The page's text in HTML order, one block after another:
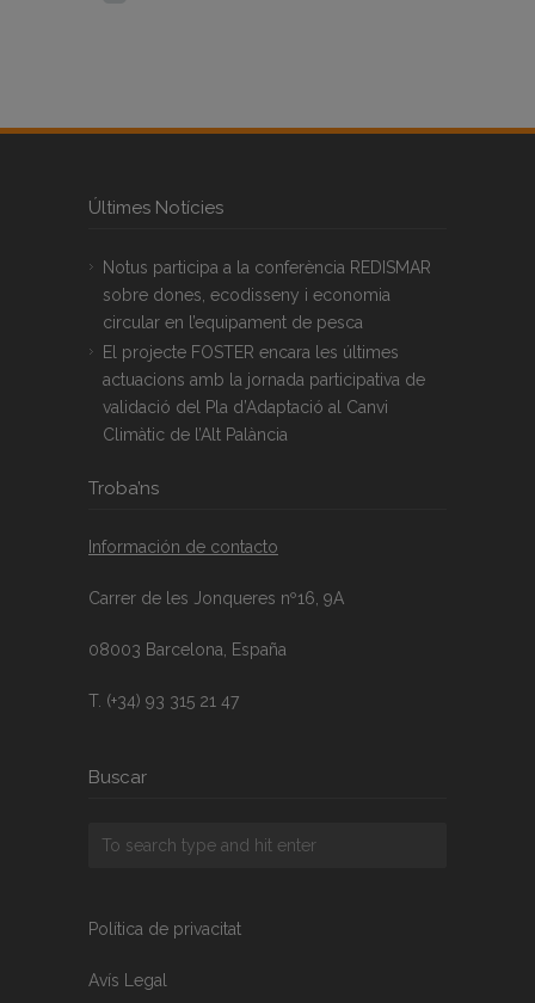
Últimes Notícies
Notus participa a la conferència REDISMAR
sobre dones, ecodisseny i economia
circular en l’equipament de pesca
El projecte FOSTER encara les últimes
actuacions amb la jornada participativa de
validació del Pla d’Adaptació al Canvi
Climàtic de l’Alt Palància
Troba’ns
Información de contacto
Carrer de les Jonqueres nº16, 9A
08003 Barcelona, España
T. (+34) 93 315 21 47
Buscar
Política de privacitat
Avís Legal